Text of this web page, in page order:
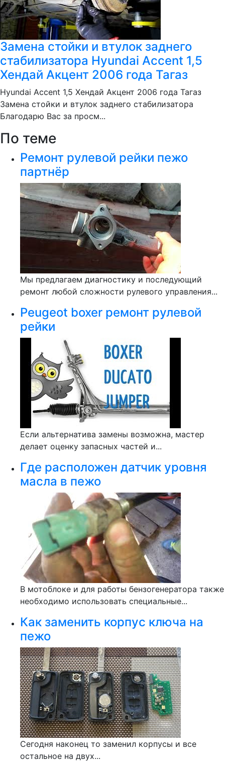
Замена стойки и втулок заднего
стабилизатора Hyundai Accent 1,5
Хендай Акцент 2006 года Тагаз
Hyundai Accent 1,5 Хендай Акцент 2006 года Тагаз
Замена стойки и втулок заднего стабилизатора
Благодарю Вас за просм...
По теме
Ремонт рулевой рейки пежо
партнёр
Мы предлагаем диагностику и последующий
ремонт любой сложности рулевого управления...
Peugeot boxer ремонт рулевой
рейки
Если альтернатива замены возможна, мастер
делает оценку запасных частей и...
Где расположен датчик уровня
масла в пежо
В мотоблоке и для работы бензогенератора также
необходимо использовать специальные...
Как заменить корпус ключа на
пежо
Сегодня наконец то заменил корпусы и все
остальное на двух...